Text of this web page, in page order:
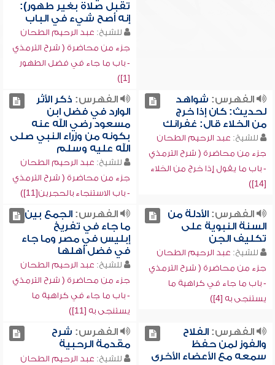
تقبل صلاة بغير طهور):
إنه أصح شيء في الباب
للشيخ: عبد الرحيم الطحان
جزء من محاضرة ( شرح الترمذي
- باب ما جاء في فضل الطهور
[1])
الفهرس: شواهد
لحديث: كان إذا خرج
من الخلاء قال: غفرانك
للشيخ: عبد الرحيم الطحان
جزء من محاضرة ( شرح الترمذي
- باب ما يقول إذا خرج من الخلاء
[14])
الفهرس: ذكر الأثر
الوارد في فضل ابن
مسعود رضي الله عنه
بكونه من وزراء النبي صلى
الله عليه وسلم
للشيخ: عبد الرحيم الطحان
جزء من محاضرة ( شرح الترمذي
- باب الاستنجاء بالحجرين[11])
الفهرس:الأدلة من
السنة النبوية على
تكليف الجن
للشيخ: عبد الرحيم الطحان
جزء من محاضرة ( شرح الترمذي
- باب ما جاء في كراهية ما
يستنجى به [4])
الفهرس:الجمع بين
ما جاء في تفريخ
إبليس في مصر وما جاء
في فضل أهلها
للشيخ: عبد الرحيم الطحان
جزء من محاضرة ( شرح الترمذي
- باب ما جاء في كراهية ما
يستنجى به [11])
الفهرس:الفلاح
والفوز لمن حفظ
سمعه مع الأعضاء الأخرى
الفهرس: شرح
مقدمة الرحبية
للشيخ: عبد الرحيم الطحان